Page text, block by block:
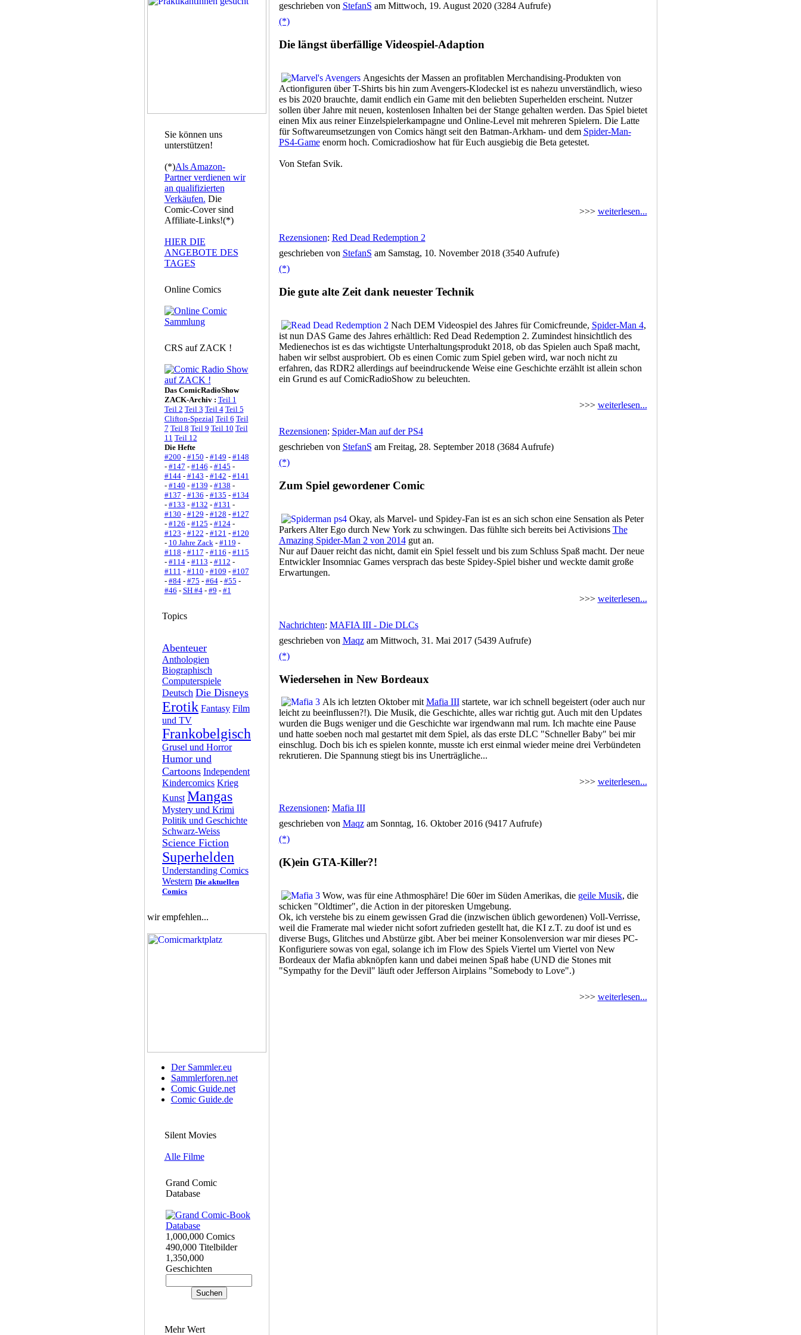
Sie können uns
unterstützen!
(*)Als Amazon-
Partner verdienen wir
an qualifizierten
Verkäufen. Die
Comic-Cover sind
Affiliate-Links!(*)
HIER DIE
ANGEBOTE DES
TAGES
Online Comics
CRS auf ZACK !
Das ComicRadioShow
ZACK-Archiv : Teil 1
Teil 2 Teil 3 Teil 4 Teil 5
Clifton-Spezial Teil 6 Teil
7 Teil 8 Teil 9 Teil 10 Teil
11 Teil 12
Die Hefte
#200 - #150 - #149 - #148
- #147 - #146 - #145 -
#144- #143 - #142 - #141
- #140 - #139 - #138 -
#137 - #136 - #135 - #134
- #133 - #132 - #131 -
#130 - #129 - #128 - #127
- #126 - #125 - #124-
#123 - #122 - #121 - #120
- 10 Jahre Zack- #119 -
#118 - #117 - #116 - #115
- #114- #113 - #112 -
#111 - #110 - #109 - #107
- #84- #75 - #64- #55 -
#46 - SH #4- #9 - #1
Topics
Abenteuer
Anthologien
Biographisch
Computerspiele
Deutsch Die Disneys
Erotik Fantasy Film
und TV
Frankobelgisch
Grusel und Horror
Humor und
Cartoons Independent
Kindercomics Krieg
Kunst Mangas
Mystery und Krimi
Politik und Geschichte
Schwarz-Weiss
Science Fiction
Superhelden
Understanding Comics
Western Die aktuellen
Comics
wir empfehlen...
Der Sammler.eu
Sammlerforen.net
Comic Guide.net
Comic Guide.de
Silent Movies
Alle Filme
Grand Comic
Database
1,000,000 Comics
490,000 Titelbilder
1,350,000
Geschichten
Mehr Wert
geschrieben von StefanS am Mittwoch, 19. August 2020 (3284 Aufrufe)
(*)
Die längst überfällige Videospiel-Adaption
Angesichts der Massen an profitablen Merchandising-Produkten von
Actionfiguren über T-Shirts bis hin zum Avengers-Klodeckel ist es nahezu unverständlich, wieso
es bis 2020 brauchte, damit endlich ein Game mit den beliebten Superhelden erscheint. Nutzer
sollen über Jahre mit neuen, kostenlosen Inhalten bei der Stange gehalten werden. Das Spiel bietet
einen Mix aus reiner Einzelspielerkampagne und Online-Level mit mehreren Spielern. Die Latte
für Softwareumsetzungen von Comics hängt seit den Batman-Arkham- und dem Spider-Man-
PS4-Gameenorm hoch. Comicradioshow hat für Euch ausgiebig die Beta getestet.
Von Stefan Svik.
>>> weiterlesen...
Rezensionen: Red Dead Redemption 2
geschrieben von StefanS am Samstag, 10. November 2018 (3540 Aufrufe)
(*)
Die gute alte Zeit dank neuester Technik
Nach DEM Videospiel des Jahres für Comicfreunde, Spider-Man 4,
ist nun DAS Game des Jahres erhältlich: Red Dead Redemption 2. Zumindest hinsichtlich des
Medienechos ist es das wichtigste Unterhaltungsprodukt 2018, ob das Spielen auch Spaß macht,
haben wir selbst ausprobiert. Ob es einen Comic zum Spiel geben wird, war noch nicht zu
erfahren, das RDR2 allerdings auf beeindruckende Weise eine Geschichte erzählt ist allein schon
ein Grund es auf ComicRadioShow zu beleuchten.
>>> weiterlesen...
Rezensionen: Spider-Man auf der PS4
geschrieben von StefanS am Freitag, 28. September 2018 (3684 Aufrufe)
(*)
Zum Spiel gewordener Comic
Okay, als Marvel- und Spidey-Fan ist es an sich schon eine Sensation als Peter
Parkers Alter Ego durch New York zu schwingen. Das fühlte sich bereits bei Activisions The
Amazing Spider-Man 2 von 2014gut an.
Nur auf Dauer reicht das nicht, damit ein Spiel fesselt und bis zum Schluss Spaß macht. Der neue
Entwickler Insomniac Games versprach das beste Spidey-Spiel bisher und weckte damit große
Erwartungen.
>>> weiterlesen...
Nachrichten: MAFIA III - Die DLCs
geschrieben von Maqzam Mittwoch, 31. Mai 2017 (5439 Aufrufe)
(*)
Wiedersehen in New Bordeaux
Als ich letzten Oktober mitMafia IIIstartete, war ich schnell begeistert (oder auch nur
leicht zu beeinflussen?!). Die Musik, die Geschichte, alles war richtig gut. Auch mit den Updates
wurden die Bugs weniger und die Geschichte war irgendwann mal rum. Ich machte eine Pause
und hatte soeben noch mal gestartet mit dem Spiel, als das erste DLC "Schneller Baby" bei mir
einschlug. Doch bis ich es spielen konnte, musste ich erst einmal wieder meine drei Verbündeten
rekrutieren. Die Spannung stiegt bis ins Unerträgliche...
>>> weiterlesen...
Rezensionen: Mafia III
geschrieben von Maqzam Sonntag, 16. Oktober 2016 (9417 Aufrufe)
(*)
(K)ein GTA-Killer?!
Wow, was für eine Athmosphäre! Die 60er im Süden Amerikas, die geile Musik, die
schicken "Oldtimer", die Action in der pitoresken Umgebung.
Ok, ich verstehe bis zu einem gewissen Grad die (inzwischen üblich gewordenen) Voll-Verrisse,
weil die Framerate mal wieder nicht sofort zufrieden gestellt hat, die KI z.T. zu doof ist und es
diverse Bugs, Glitches und Abstürze gibt. Aber bei meiner Konsolenversion war mir dieses PC-
Konfiguriere sowas von egal, solange ich im Flow des Spiels Viertel um Viertel von New
Bordeaux der Mafia abknöpfen kann und dabei meinen Spaß habe (UND die Stones mit
"Sympathy for the Devil" läuft oder Jefferson Airplains "Somebody to Love".)
>>> weiterlesen...